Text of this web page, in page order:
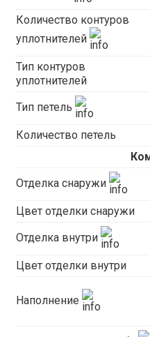
Количество контуров
уплотнителей
Тип контуров
уплотнителей
Тип петель
Количество петель
Отделка снаружи
Цвет отделки снаружи
Отделка внутри
Цвет отделки внутри
Наполнение